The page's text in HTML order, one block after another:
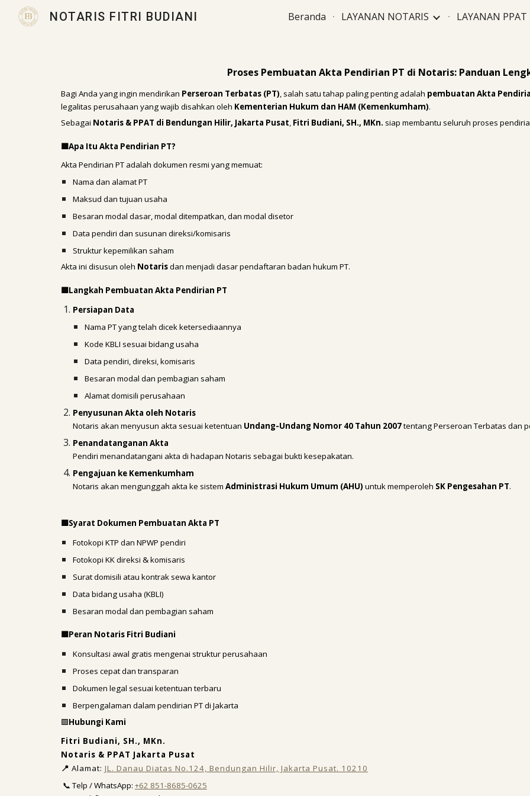
Skip to main content Skip to
NOTARIS FITRI BUDIANI Beranda LAYANAN NOTARIS LAYANAN PPAT
Proses Pembuatan Akta Pendirian PT di Notaris: Panduan
Bagi Anda yang ingin mendirikan Perseroan Terbatas (PT), salah satu tahap paling penting adalah pembuatan Akta
legalitas perusahaan yang wajib disahkan oleh Kementerian Hukum dan HAM (Kemenkumham).
Sebagai Notaris & PPAT di Bendungan Hilir, Jakarta Pusat, Fitri Budiani, SH., MKn. siap membantu seluruh proses
🟩Apa Itu Akta Pendirian PT?
Akta Pendirian PT adalah dokumen resmi yang memuat:
Nama dan alamat PT
Maksud dan tujuan usaha
Besaran modal dasar, modal ditempatkan, dan modal disetor
Data pendiri dan susunan direksi/komisaris
Struktur kepemilikan saham
Akta ini disusun oleh Notarisdan menjadi dasar pendaftaran badan hukum PT.
Langkah Pembuatan Akta Pendirian PT
Persiapan Data
Nama PT yang telah dicek ketersediaannya
Kode KBLI sesuai bidang usaha
Data pendiri, direksi, komisaris
Besaran modal dan pembagian saham
Alamat domisili perusahaan
Penyusunan Akta oleh Notaris
Notaris akan menyusun akta sesuai ketentuan Undang-Undang Nomor 40 Tahun 2007tentang Perseroan Terbatas dan
Penandatanganan Akta
Pendiri menandatangani akta di hadapan Notaris sebagai bukti kesepakatan.
Pengajuan ke Kemenkumham
Notaris akan mengunggah akta ke sistem Administrasi Hukum Umum (AHU) untuk memperoleh SK Pengesahan PT.
🟩Syarat Dokumen Pembuatan Akta PT
Fotokopi KTP dan NPWP pendiri
Fotokopi KK direksi & komisaris
Surat domisili atau kontrak sewa kantor
Data bidang usaha (KBLI)
Besaran modal dan pembagian saham
Peran Notaris Fitri Budiani
Konsultasi awal gratis mengenai struktur perusahaan
Proses cepat dan transparan
Dokumen legal sesuai ketentuan terbaru
Berpengalaman dalam pendirian PT di Jakarta
🟩Hubungi Kami
Fitri Budiani, SH., MKn.
Notaris & PPAT Jakarta Pusat
📍 Alamat: JL. Danau Diatas No.124, Bendungan Hilir, Jakarta Pusat. 10210
📞 Telp / WhatsApp: +62 851-8685-0625